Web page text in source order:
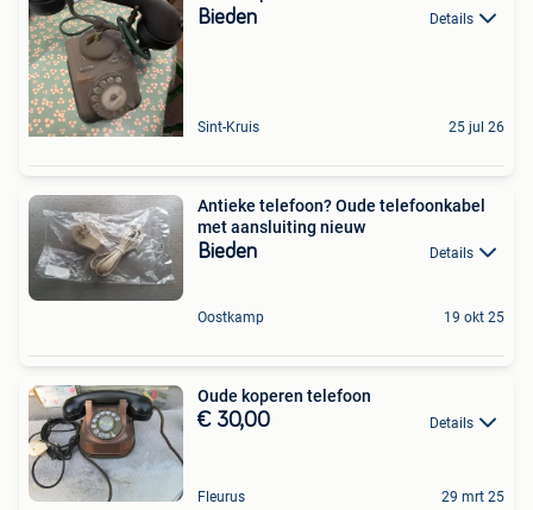
Bieden Details
Sint-Kruis 25 jul 26
Antieke telefoon? Oude telefoonkabel
met aansluiting nieuw
Bieden Details
Oostkamp 19 okt 25
Oude koperen telefoon
€ 30,00 Details
Fleurus 29 mrt 25